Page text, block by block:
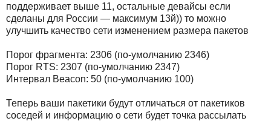
поддерживает выше 11, остальные девайсы если
сделаны для России — максимум 13й)) то можно
улучшить качество сети изменением размера пакетов
Порог фрагмента: 2306 (по-умолчанию 2346)
Порог RTS: 2307 (по-умолчанию 2347)
Интервал Beacon: 50 (по-умолчанию 100)
Теперь ваши пакетики будут отличаться от пакетиков
соседей и информацию о сети будет точка рассылать